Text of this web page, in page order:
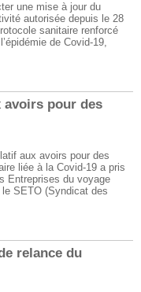
une mise à jour du
autorisée depuis le 28
sanitaire renforcé
de Covid-19,
avoirs pour des
aux avoirs pour des
liée à la Covid-19 a pris
Entreprises du voyage
SETO (Syndicat des
relance du